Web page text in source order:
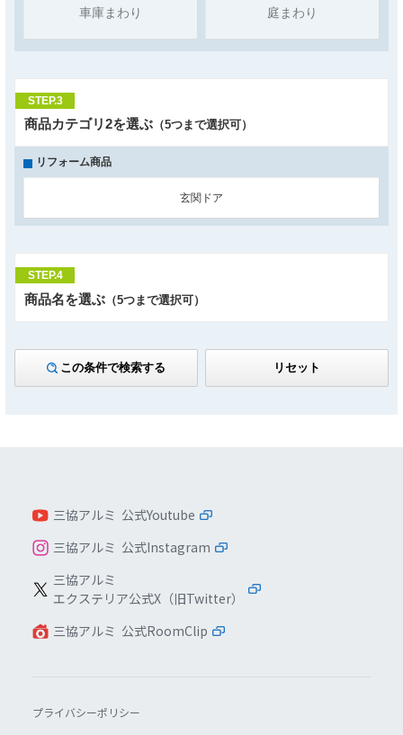
車庫まわり 庭まわり
STEP.3
商品カテゴリ2を選ぶ （5つまで選択可）
リフォーム商品
玄関ドア
STEP.4
商品名を選ぶ （5つまで選択可）
この条件で検索する リセット
三協アルミ 公式Youtube
三協アルミ 公式Instagram
三協アルミ
エクステリア公式X（旧Twitter）
三協アルミ 公式RoomClip
プライバシーポリシー